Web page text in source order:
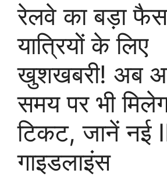
रेलवे का बड़ा
यात्रियों के लिए
खुशखबरी! अब
समय पर भी
टिकट, जानें नई
गाइडलाइंस